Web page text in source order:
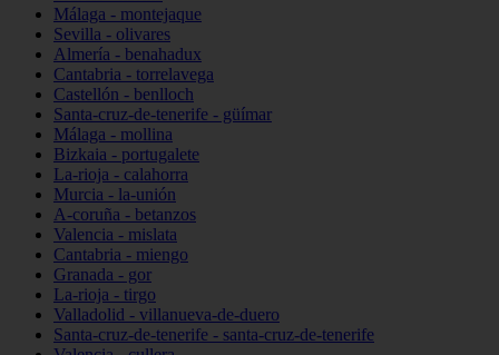
Málaga - montejaque
Sevilla - olivares
Almería - benahadux
Cantabria - torrelavega
Castellón - benlloch
Santa-cruz-de-tenerife - güímar
Málaga - mollina
Bizkaia - portugalete
La-rioja - calahorra
Murcia - la-unión
A-coruña - betanzos
Valencia - mislata
Cantabria - miengo
Granada - gor
La-rioja - tirgo
Valladolid - villanueva-de-duero
Santa-cruz-de-tenerife - santa-cruz-de-tenerife